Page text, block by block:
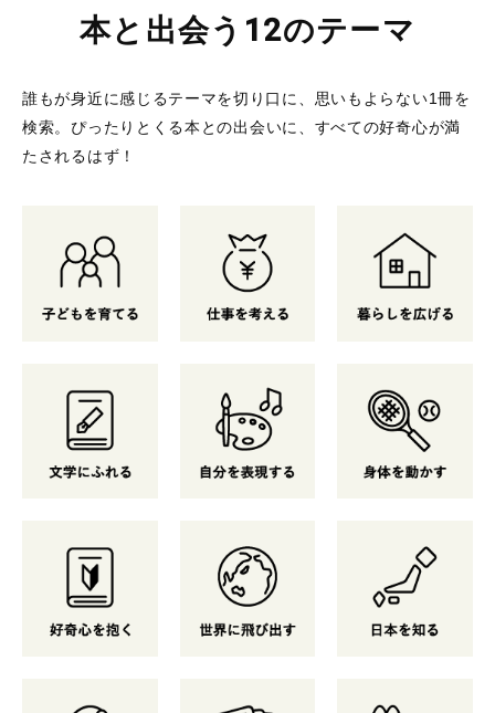
本と出会う12のテーマ
誰もが身近に感じるテーマを切り口に、思いもよらない1冊を
検索。 ぴったりとくる本との出会いに、すべての好奇心が満
たされるはず！